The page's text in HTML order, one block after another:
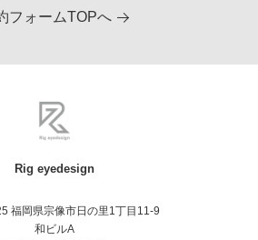
フォームTOPへ
Rig eyedesign
福岡県宗像市日の里1丁目11-9
和ビルA